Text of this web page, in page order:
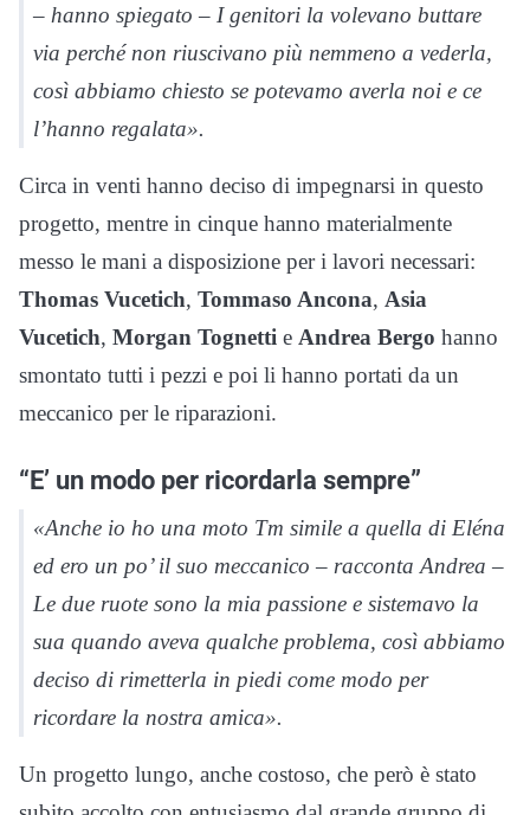
– hanno spiegato – I genitori la volevano buttare
via perché non riuscivano più nemmeno a vederla,
così abbiamo chiesto se potevamo averla noi e ce
l’hanno regalata».
Circa in venti hanno deciso di impegnarsi in questo
progetto, mentre in cinque hanno materialmente
messo le mani a disposizione per i lavori necessari:
Thomas Vucetich, Tommaso Ancona, Asia
Vucetich, Morgan Tognetti e Andrea Bergo hanno
smontato tutti i pezzi e poi li hanno portati da un
meccanico per le riparazioni.
“E’ un modo per ricordarla sempre”
«Anche io ho una moto Tm simile a quella di Eléna
ed ero un po’ il suo meccanico – racconta Andrea –
Le due ruote sono la mia passione e sistemavo la
sua quando aveva qualche problema, così abbiamo
deciso di rimetterla in piedi come modo per
ricordare la nostra amica».
Un progetto lungo, anche costoso, che però è stato